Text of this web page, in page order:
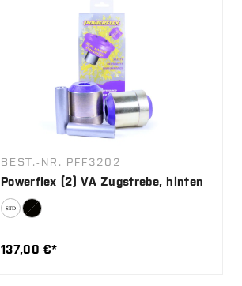
BEST.-NR. PFF3202
Powerflex (2) VA Zugstrebe, hinten
137,00 €*